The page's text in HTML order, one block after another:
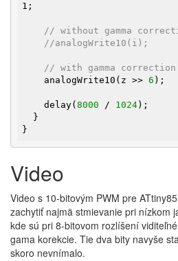
1;
// without gamma
//analogWrite10(i);
// with gamma correction
    analogWrite10(z >>
6 );
    delay(
8000 / 1024);
}
Video
Video s 10-bitovým PWM pre
zachytiť najmä stmievanie pri nízkom
kde sú pri 8-bitovom rozlíšení
gama korekcie. Tie dva bity navyše
skoro nevnímalo.